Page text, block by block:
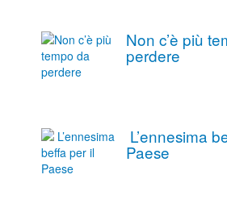
Non c’è più
perdere
L’ennesima
Paese